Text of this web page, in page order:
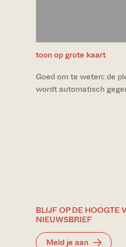
toon op grote kaart
Goed om te weten: de
wordt automatisch
BLIJF OP DE HOOGTE
NIEUWSBRIEF
Meld je aan